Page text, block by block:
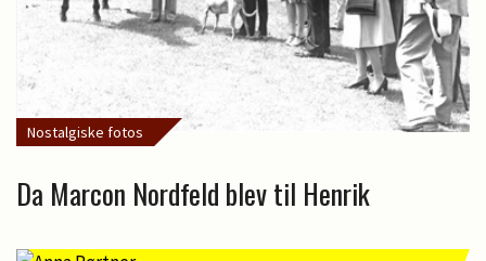
Nostalgiske fotos
Da Marcon Nordfeld blev til Henrik